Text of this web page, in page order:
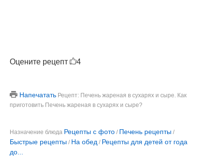
Оцените рецепт 4
Напечатать Рецепт: Печень жареная в сухарях и сыре. Как
приготовить Печень жареная в сухарях и сыре?
Назначение блюда Рецепты с фото / Печень рецепты /
Быстрые рецепты / На обед / Рецепты для детей от года
до...